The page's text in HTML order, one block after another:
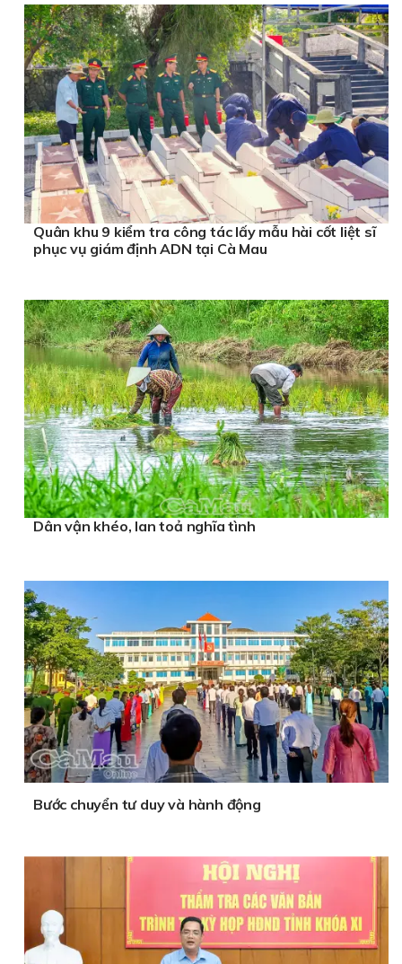
Quân khu 9 kiểm tra công tác lấy mẫu hài cốt liệt sĩ
phục vụ giám định ADN tại Cà Mau
Dân vận khéo, lan toả nghĩa tình
Bước chuyển tư duy và hành động